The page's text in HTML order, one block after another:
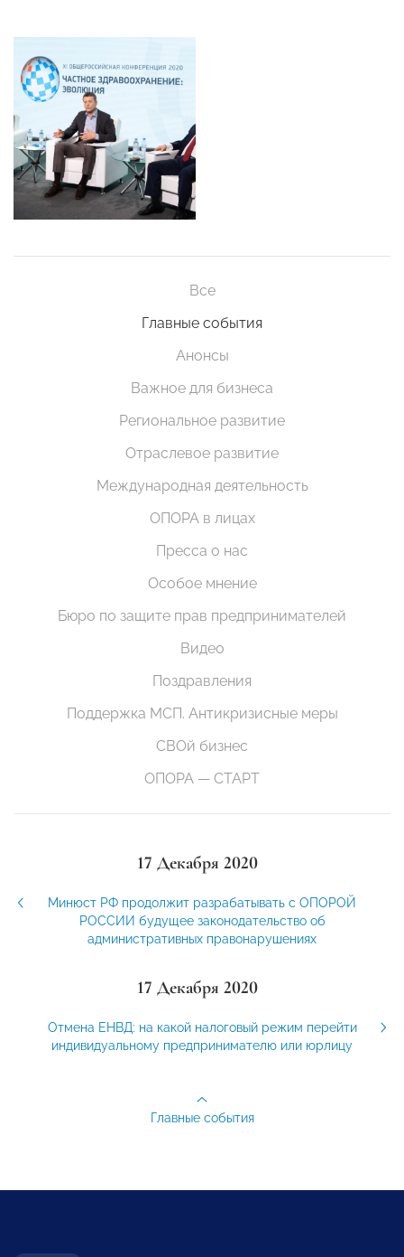
Все
Главные события
Анонсы
Важное для бизнеса
Региональное развитие
Отраслевое развитие
Международная деятельность
ОПОРА в лицах
Пресса о нас
Особое мнение
Бюро по защите прав предпринимателей
Видео
Поздравления
Поддержка МСП. Антикризисные меры
СВОй бизнес
ОПОРА — СТАРТ
17 Декабря 2020
Минюст РФ продолжит разрабатывать с ОПОРОЙ
РОССИИ будущее законодательство об
административных правонарушениях
17 Декабря 2020
Отмена ЕНВД: на какой налоговый режим перейти
индивидуальному предпринимателю или юрлицу
Главные события